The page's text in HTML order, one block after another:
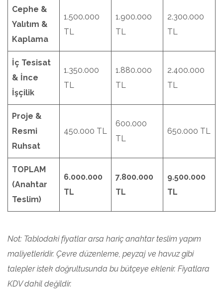
Cephe &
Yalıtım &
Kaplama
1.500.000
TL
1.900.000
TL
2.300.000
TL
İç Tesisat
& İnce
İşçilik
1.350.000
TL
1.880.000
TL
2.400.000
TL
Proje &
Resmi
Ruhsat
450.000 TL
600.000
TL
650.000 TL
TOPLAM
(Anahtar
Teslim)
6.000.000
TL
7.800.000
TL
9.500.000
TL
Not: Tablodaki fiyatlar arsa hariç anahtar teslim yapım
maliyetleridir. Çevre düzenleme, peyzaj ve havuz gibi
talepler istek doğrultusunda bu bütçeye eklenir. Fiyatlara
KDV dahil değildir.